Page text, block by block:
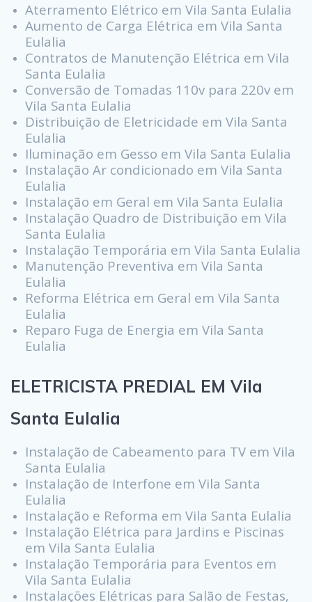
Aterramento Elétrico em Vila Santa Eulalia
Aumento de Carga Elétrica em Vila Santa
Eulalia
Contratos de Manutenção Elétrica em Vila
Santa Eulalia
Conversão de Tomadas 110v para 220v em
Vila Santa Eulalia
Distribuição de Eletricidade em Vila Santa
Eulalia
Iluminação em Gesso em Vila Santa Eulalia
Instalação Ar condicionado em Vila Santa
Eulalia
Instalação em Geral em Vila Santa Eulalia
Instalação Quadro de Distribuição em Vila
Santa Eulalia
Instalação Temporária em Vila Santa Eulalia
Manutenção Preventiva em Vila Santa
Eulalia
Reforma Elétrica em Geral em Vila Santa
Eulalia
Reparo Fuga de Energia em Vila Santa
Eulalia
ELETRICISTA PREDIAL EM Vila
Santa Eulalia
Instalação de Cabeamento para TV em Vila
Santa Eulalia
Instalação de Interfone em Vila Santa
Eulalia
Instalação e Reforma em Vila Santa Eulalia
Instalação Elétrica para Jardins e Piscinas
em Vila Santa Eulalia
Instalação Temporária para Eventos em
Vila Santa Eulalia
Instalações Elétricas para Salão de Festas,